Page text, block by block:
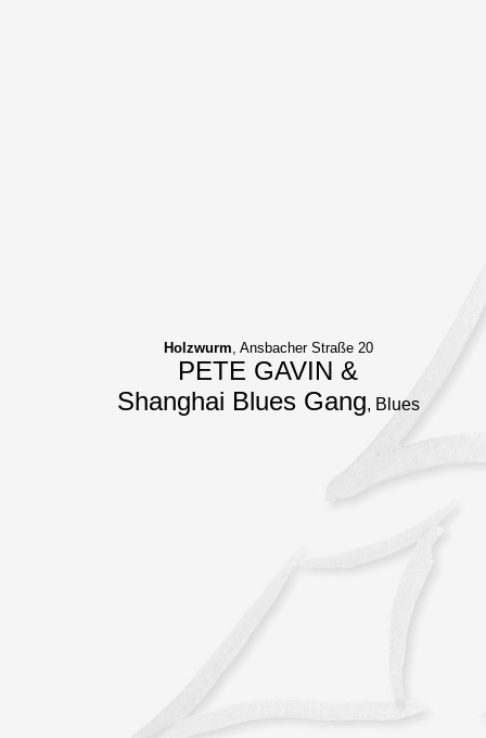
Holzwurm, Ansbacher Straße 20
PETE GAVIN &
Shanghai Blues Gang, Blues